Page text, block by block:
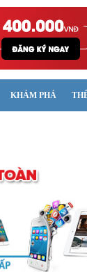
KHÁM PHÁ